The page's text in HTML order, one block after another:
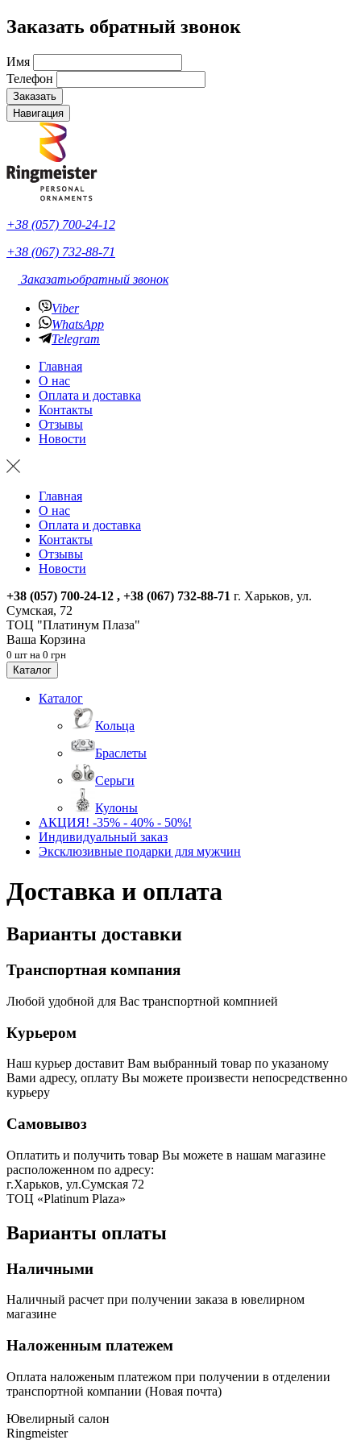
Заказать обратный звонок
Имя
Телефон
Навигация
+38 (057) 700-24-12
+38 (067) 732-88-71
Заказатьобратный звонок
Viber
WhatsApp
Telegram
Главная
О нас
Оплата и доставка
Контакты
Отзывы
Новости
Главная
О нас
Оплата и доставка
Контакты
Отзывы
Новости
+38 (057) 700-24-12 , +38 (067) 732-88-71 г. Харьков, ул.
Сумская, 72
ТОЦ "Платинум Плаза"
Ваша Корзина
0 шт на 0 грн
Каталог
Каталог
Кольца
Браслеты
Серьги
Кулоны
АКЦИЯ! -35% - 40% - 50%!
Индивидуальный заказ
Эксклюзивные подарки для мужчин
Доставка и оплата
Варианты доставки
Транспортная компания
Любой удобной для Вас транспортной компнией
Курьером
Наш курьер доставит Вам выбранный товар по указаному
Вами адресу, оплату Вы можете произвести непосредственно
курьеру
Самовывоз
Оплатить и получить товар Вы можете в нашам магазине
расположенном по адресу:
г.Харьков, ул.Сумская 72
ТОЦ «Platinum Plaza»
Варианты оплаты
Наличными
Наличный расчет при получении заказа в ювелирном
магазине
Наложенным платежем
Оплата наложеным платежом при получении в отделении
транспортной компании (Новая почта)
Ювелирный салон
Ringmeister